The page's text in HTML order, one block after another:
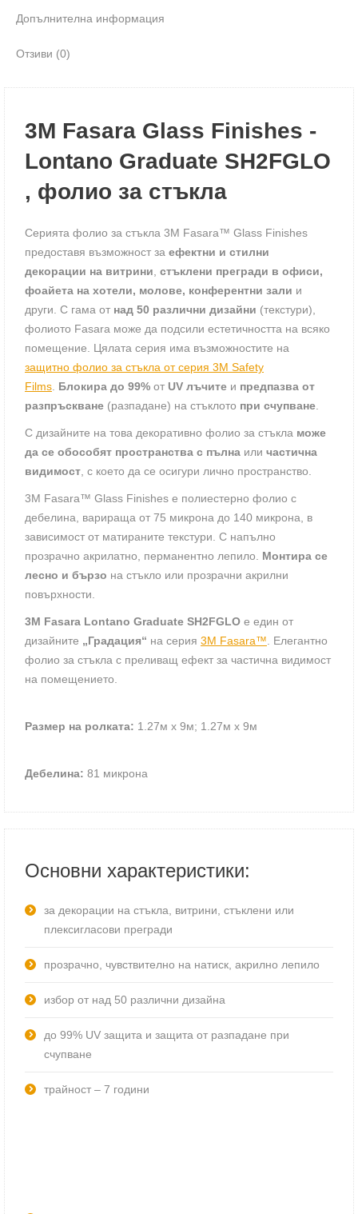
Допълнителна информация
Отзиви (0)
3M Fasara Glass Finishes -
Lontano Graduate SH2FGLO
, фолио за стъкла
Серията фолио за стъкла 3M Fasara™ Glass Finishes
предоставя възможност за ефектни и стилни
декорации на витрини стъклени прегради в офиси,
фоайета на хотели, молове, конферентни зали и
други. С гама от над 50 различни дизайни (текстури),
фолиото Fasara може да подсили естетичността на всяко
помещение. Цялата серия има възможностите на
защитно фолио за стъкла от серия 3M Safety
Films Блокира до 99% от UV лъчите и предпазва от
разпръскване (разпадане) на стъклото при счупване
С дизайните на това декоративно фолио за стъкла може
да се обособят пространства с пълна или частична
видимост , с което да се осигури лично пространство.
3M Fasara™ Glass Finishes е полиестерно фолио с
дебелина, варираща от 75 микрона до 140 микрона, в
зависимост от матираните текстури. С напълно
прозрачно акрилатно, перманентно лепило. Монтира се
лесно и бързо на стъкло или прозрачни акрилни
повърхности.
3M Fasara Lontano Graduate SH2FGLO е един от
дизайните „Градация“ на серия 3M Fasara™ . Елегантно
фолио за стъкла с преливащ ефект за частична видимост
на помещението.
Размер на ролката: 1.27м х 9м; 1.27м х 9м
Дебелина: 81 микрона
Основни характеристики:
за декорации на стъкла, витрини, стъклени или
плексигласови прегради
прозрачно, чувствително на натиск, акрилно лепило
избор от над 50 различни дизайна
до 99% UV защита и защита от разпадане при
счупване
трайност – 7 години